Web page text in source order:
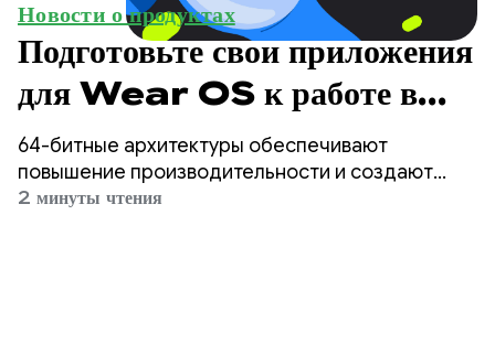
Новости о продуктах
Подготовьте свои приложения
для Wear OS к работе в
64-битном режиме.
64-битные архитектуры обеспечивают
повышение производительности и создают
основу для будущих инноваций, предоставляя
2 минуты чтения